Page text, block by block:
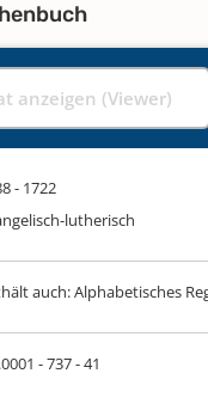
anzeigen (Viewer)
- 1722
lutherisch
auch: Alphabetisches
- 737 - 41